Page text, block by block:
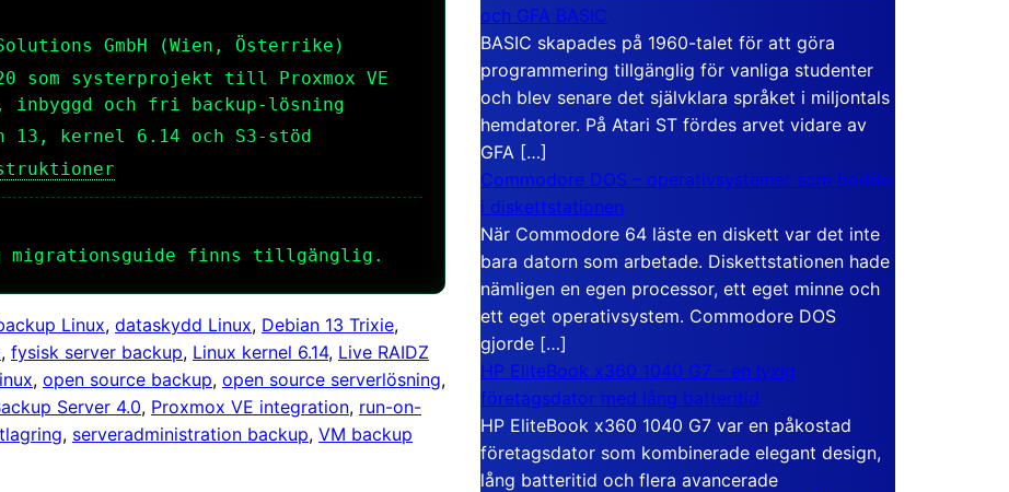
GmbH (Wien, Österrike)
som systerprojekt till Proxmox VE
och fri backup-lösning
13, kernel 6.14 och S3-stöd
migrationsguide finns tillgänglig.
Linux, dataskydd Linux, Debian 13 Trixie
, fysisk server backup, Linux kernel 6.14, Live RAIDZ
, open source backup, open source serverlösning
Server 4.0, Proxmox VE integration, run-on-
, serveradministration backup, VM backup
och GFA BASIC
BASIC skapades på 1960-talet för att göra
programmering tillgänglig för vanliga studenter
och blev senare det självklara språket i miljontals
hemdatorer. På Atari ST fördes arvet vidare av
GFA […]
Commodore DOS – operativsystemet som bodde
i diskettstationen
När Commodore 64 läste en diskett var det inte
bara datorn som arbetade. Diskettstationen hade
nämligen en egen processor, ett eget minne och
ett eget operativsystem. Commodore DOS
gjorde […]
HP EliteBook x360 1040 G7 – en lyxig
företagsdator med lång batteritid
HP EliteBook x360 1040 G7 var en påkostad
företagsdator som kombinerade elegant design,
lång batteritid och flera avancerade